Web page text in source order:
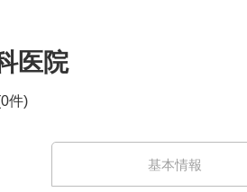
医院
件)
基本情報